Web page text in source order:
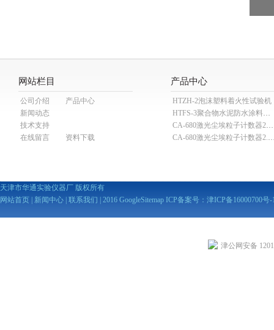
网站栏目
公司介绍
产品中心
新闻动态
技术支持
在线留言
资料下载
产品中心
HTZH-2泡沫塑料着火性试验机
HTFS-3聚合物水泥防水涂料分散机
CA-680激光尘埃粒子计数器28.3L
CA-680激光尘埃粒子
天津市华通实验仪器厂 版权所有
网站首页
新闻中心 联系我们 | 2016 GoogleSitemap ICP备案号： 津ICP备16000700号-
津公网安备